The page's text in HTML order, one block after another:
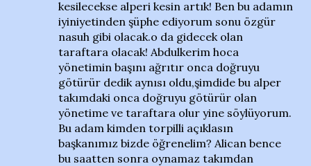
kesilecekse alperi kesin artık! Ben bu adamın
iyiniyetinden şüphe ediyorum sonu özgür
nasuh gibi olacak.o da gidecek olan
taraftara olacak! Abdulkerim hoca
yönetimin başını ağrıtır onca doğruyu
götürür dedik aynısı oldu,şimdide bu alper
takımdaki onca doğruyu götürür olan
yönetime ve taraftara olur yine söylüyorum.
Bu adam kimden torpilli açıklasın
başkanımız bizde öğrenelim? Alican bence
bu saatten sonra oynamaz takımdan